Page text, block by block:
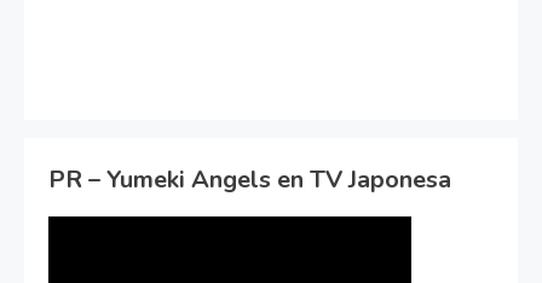
PR – Yumeki Angels en TV Japonesa